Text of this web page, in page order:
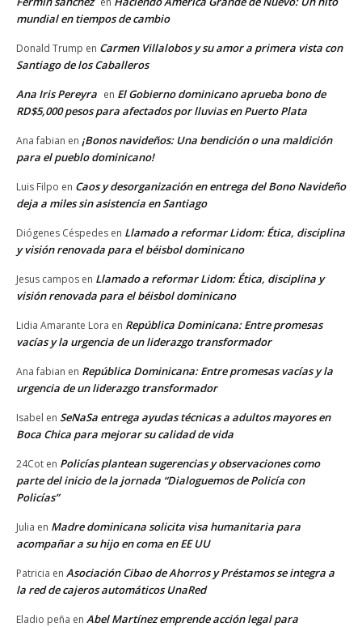
mundial en tiempos de cambio
Donald Trump en Carmen Villalobos y su amor a primera vista con
Santiago de los Caballeros
Ana Iris Pereyra en El Gobierno dominicano aprueba bono de
RD$5,000 pesos para afectados por lluvias en Puerto Plata
Ana fabian en ¡Bonos navideños: Una bendición o una maldición
para el pueblo dominicano!
Luis Filpo en Caos y desorganización en entrega del Bono Navideño
deja a miles sin asistencia en Santiago
Diógenes Céspedes en Llamado a reformar Lidom: Ética, disciplina
y visión renovada para el béisbol dominicano
Jesus campos en Llamado a reformar Lidom: Ética, disciplina y
visión renovada para el béisbol dominicano
Lidia Amarante Lora en República Dominicana: Entre promesas
vacías y la urgencia de un liderazgo transformador
Ana fabian en República Dominicana: Entre promesas vacías y la
urgencia de un liderazgo transformador
Isabel en SeNaSa entrega ayudas técnicas a adultos mayores en
Boca Chica para mejorar su calidad de vida
24Cot en Policías plantean sugerencias y observaciones como
parte del inicio de la jornada “Dialoguemos de Policía con
Policías”
Julia en Madre dominicana solicita visa humanitaria para
acompañar a su hijo en coma en EE UU
Patricia en Asociación Cibao de Ahorros y Préstamos se integra a
la red de cajeros automáticos UnaRed
Eladio peña en Abel Martínez emprende acción legal para